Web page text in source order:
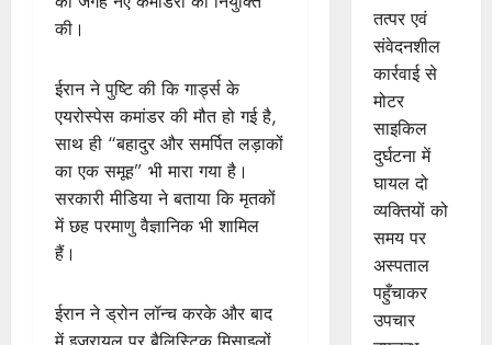
की।
ईरान ने पुष्टि की कि गार्ड्स के
एयरोस्पेस कमांडर की मौत हो गई है,
साथ ही “बहादुर और समर्पित लड़ाकों
का एक समूह” भी मारा गया है।
सरकारी मीडिया ने बताया कि मृतकों
में छह परमाणु वैज्ञानिक भी शामिल
हैं।
ईरान ने ड्रोन लॉन्च करके और बाद
तत्पर एवं
संवेदनशील
कार्रवाई से
मोटर
साइकिल
दुर्घटना में
घायल दो
व्यक्तियों को
समय पर
अस्पताल
पहुँचाकर
उपचार